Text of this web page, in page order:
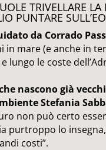
TRIVELLARE LA
PUNTARE
da Corrado
mare (e anche in
lungo le coste
nascono già
Stefania
non può certo
purtroppo lo
costi”.